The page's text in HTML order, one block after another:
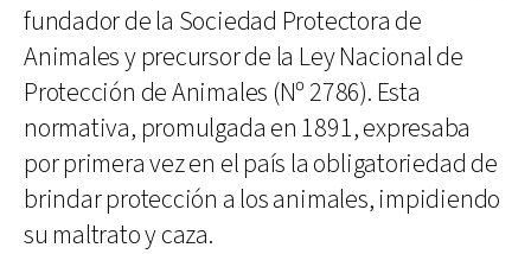
fundador de la Sociedad Protectora de
Animales y precursor de la Ley Nacional de
Protección de Animales (Nº 2786). Esta
normativa, promulgada en 1891, expresaba
por primera vez en el país la obligatoriedad de
brindar protección a los animales, impidiendo
su maltrato y caza.